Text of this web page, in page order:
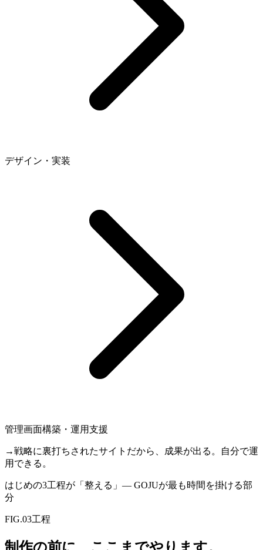
デザイン・実装
管理画面構築・運用支援
→戦略に裏打ちされたサイトだから、成果が出る。自分で運
用できる。
はじめの3工程が「整える」— GOJUが最も時間を掛ける部
分
FIG.03工程
制作の前に、ここまでやります。